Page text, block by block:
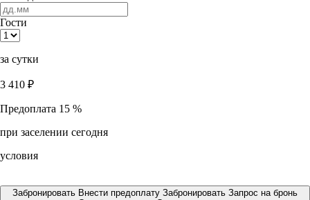
Гости
за сутки
3 410 ₽
Предоплата 15 %
при заселении сегодня
условия
Забронировать Внести предоплату Забронировать Запрос на бронь